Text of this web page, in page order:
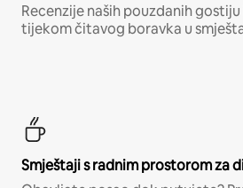
Recenzije naših pouzdanih
tijekom čitavog boravka u
Smještaji s radnim prostorom za